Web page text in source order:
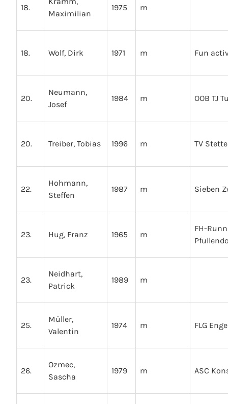
18.
Maximilian
1975 m
18. Wolf, Dirk 1971 m Fun
20.
Neumann,
Josef
1984 m OOB TJ
20. Treiber, Tobias 1996 m TV
22.
Hohmann,
Steffen
1987 m Sieben
23. Hug, Franz 1965 m
FH-
23.
Neidhart,
Patrick
1989 m
25.
Müller,
Valentin
1974 m FLG
26.
Ozmec,
Sascha
1979 m ASC